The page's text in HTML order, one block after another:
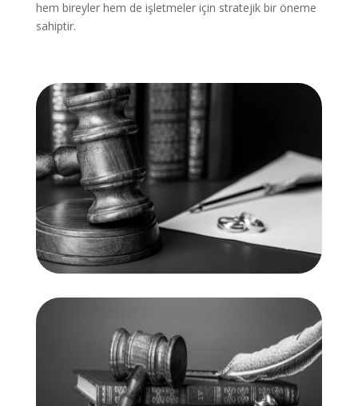
hem bireyler hem de işletmeler için stratejik bir öneme
sahiptir.